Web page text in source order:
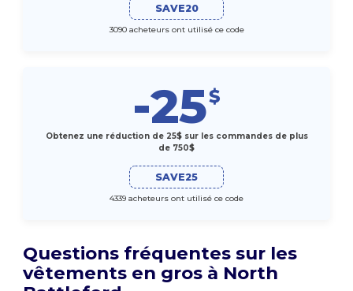
SAVE20
3090 acheteurs ont utilisé ce code
-25$
Obtenez une réduction de 25$ sur les commandes de plus
de 750$
SAVE25
4339 acheteurs ont utilisé ce code
Questions fréquentes sur les
vêtements en gros à North